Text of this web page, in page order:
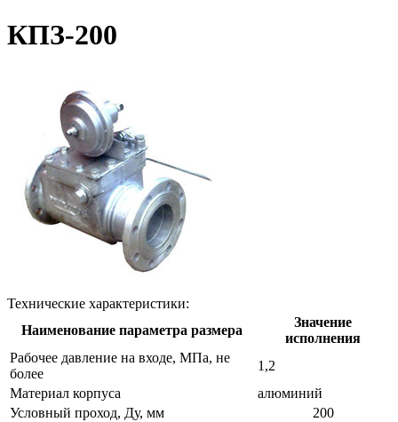
КПЗ-200
Технические характеристики:
Наименование параметра размера
Значение
исполнения
Рабочее давление на входе, МПа, не
более
1,2
Материал корпуса
алюминий
Условный проход, Ду, мм
200